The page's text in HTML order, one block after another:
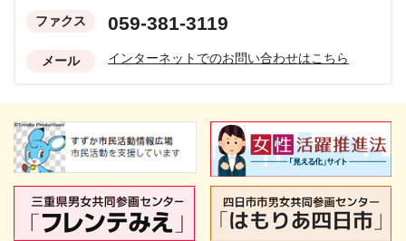
ファクス 059-381-3119
メール インターネットでのお問い合わせはこちら